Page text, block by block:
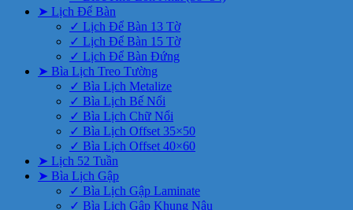
➤ Lịch Để Bàn
✓ Lịch Để Bàn 13 Tờ
✓ Lịch Để Bàn 15 Tờ
✓ Lịch Để Bàn Đứng
➤ Bìa Lịch Treo Tường
✓ Bìa Lịch Metalize
✓ Bìa Lịch Bế Nổi
✓ Bìa Lịch Chữ Nổi
✓ Bìa Lịch Offset 35×50
✓ Bìa Lịch Offset 40×60
➤ Lịch 52 Tuần
➤ Bìa Lịch Gập
✓ Bìa Lịch Gập Laminate
✓ Bìa Lịch Gập Khung Nâu